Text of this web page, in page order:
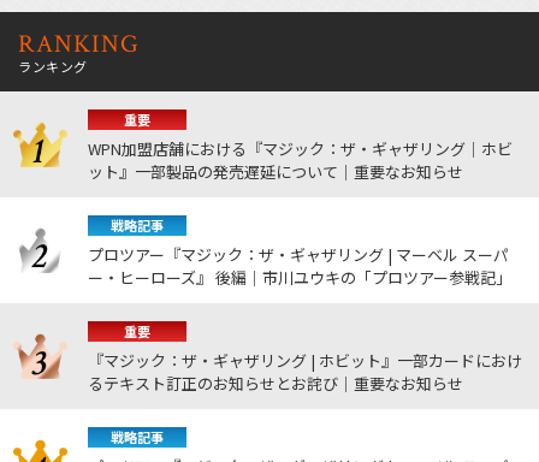
RANKING
ランキング
重要
WPN加盟店舗における『マジック：ザ・ギャザリング｜ホビ
ット』一部製品の発売遅延について｜重要なお知らせ
戦略記事
プロツアー『マジック：ザ・ギャザリング | マーベル スーパ
ー・ヒーローズ』 後編｜市川ユウキの「プロツアー参戦記」
重要
『マジック：ザ・ギャザリング | ホビット』一部カードにおけ
るテキスト訂正のお知らせとお詫び｜重要なお知らせ
戦略記事